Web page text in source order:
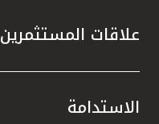
علاقات المستثمرين
الاستدامة